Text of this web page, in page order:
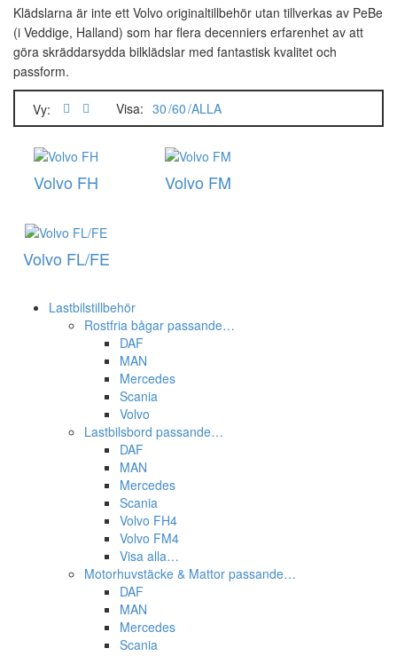
Säkerhet
Mat & Dryck
Kaffebryggare
Frontbågar & sidorör
Transportbilsbord
24V
Arbetsbelysning
Markeringsljus
Mercedes
Scania
Strömbrytare
Klädslarna är inte ett Volvo originaltillbehör utan tillverkas av PeBe
(i Veddige, Halland) som har flera decenniers erfarenhet av att
göra skräddarsydda bilklädslar med fantastisk kvalitet och
passform.
Vy: Visa: 30 60 ALLA
Volvo FH Volvo FM
Volvo FL/FE
Lastbilstillbehör
Rostfria bågar passande…
DAF
MAN
Mercedes
Scania
Volvo
Lastbilsbord passande…
DAF
MAN
Mercedes
Scania
Volvo FH4
Volvo FM4
Visa alla…
Motorhuvstäcke & Mattor passande…
DAF
MAN
Mercedes
Scania